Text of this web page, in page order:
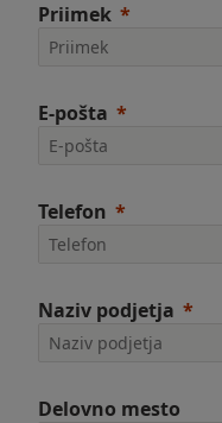
Priimek
E-pošta
Telefon
Naziv podjetja
Delovno mesto